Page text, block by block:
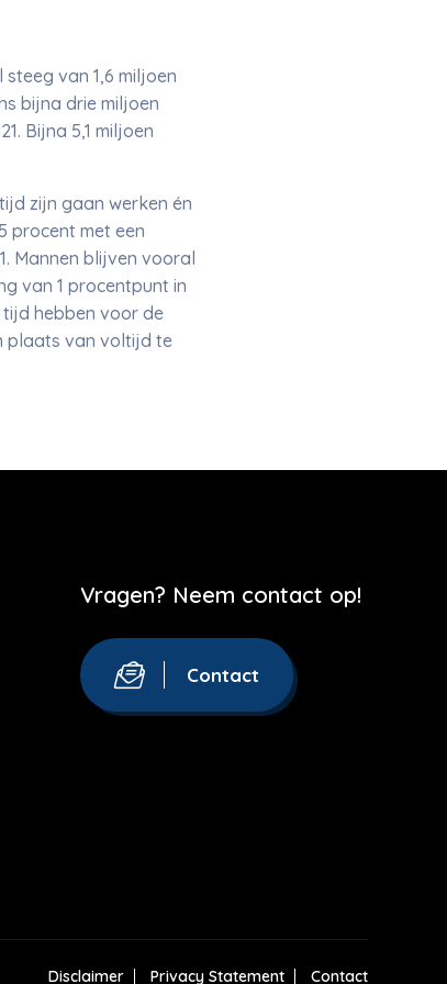
van 1,6 miljoen
bijna drie miljoen
Bijna 5,1 miljoen
zijn gaan werken én
procent met een
Mannen blijven vooral
van 1 procentpunt in
hebben voor de
plaats van voltijd te
Vragen? Neem contact op!
Contact
Disclaimer Privacy Statement Contact